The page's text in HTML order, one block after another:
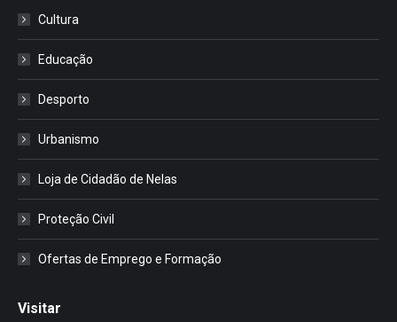
Cultura
Educação
Desporto
Urbanismo
Loja de Cidadão de Nelas
Proteção Civil
Ofertas de Emprego e Formação
Visitar